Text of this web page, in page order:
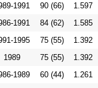
1991 90 (66) 1.597
1991 84 (62) 1.585
1995 75 (55) 1.392
1989 75 (55) 1.392
1989 60 (44) 1.261